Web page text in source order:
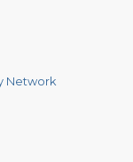
Network